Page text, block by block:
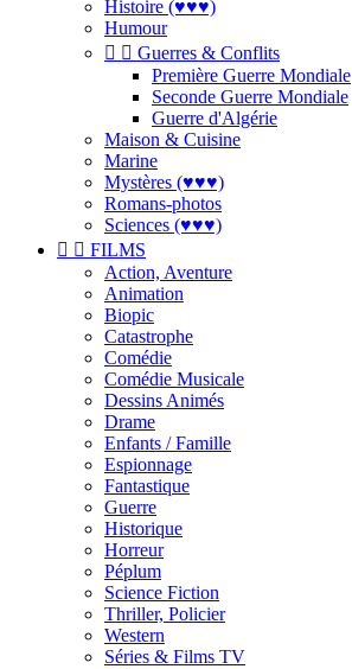
Histoire (♥♥♥)
Humour
  Guerres & Conflits
Première Guerre Mondiale
Seconde Guerre Mondiale
Guerre d'Algérie
Maison & Cuisine
Marine
Mystères (♥♥♥)
Romans-photos
Sciences (♥♥♥)
  FILMS
Action, Aventure
Animation
Biopic
Catastrophe
Comédie
Comédie Musicale
Dessins Animés
Drame
Enfants / Famille
Espionnage
Fantastique
Guerre
Historique
Horreur
Péplum
Science Fiction
Thriller, Policier
Western
Séries & Films TV